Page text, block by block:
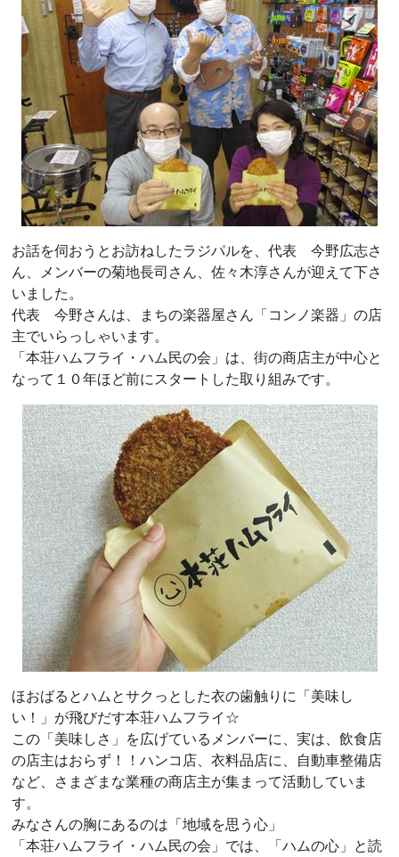
お話を伺おうとお訪ねしたラジパルを、代表 今野広志さ
ん、メンバーの菊地長司さん、佐々木淳さんが迎えて下さ
いました。
代表 今野さんは、まちの楽器屋さん「コンノ楽器」の店
主でいらっしゃいます。
「本荘ハムフライ・ハム民の会」は、街の商店主が中心と
なって１０年ほど前にスタートした取り組みです。
ほおばるとハムとサクっとした衣の歯触りに「美味し
い！」が飛びだす本荘ハムフライ☆
この「美味しさ」を広げているメンバーに、実は、飲食店
の店主はおらず！！ハンコ店、衣料品店に、自動車整備店
など、さまざまな業種の商店主が集まって活動していま
す。
みなさんの胸にあるのは「地域を思う心」
「本荘ハムフライ・ハム民の会」では、「ハムの心」と読